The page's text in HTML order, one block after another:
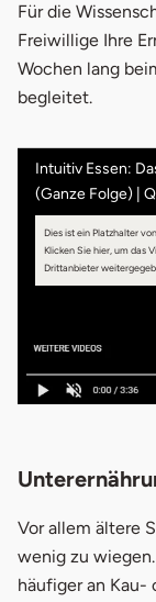
Für die
Freiwillige Ihre
Wochen lang
begleitet.
Intuitiv Essen:
(Ganze Folge) |
Dies ist ein Platzhalter
Klicken Sie hier, um das
Drittanbieter
Vor allem ältere
wenig zu
häufiger an Kau-